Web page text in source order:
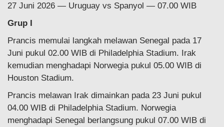
27 Juni 2026 — Uruguay vs Spanyol — 07.00 WIB
Grup I
Prancis memulai langkah melawan Senegal pada 17
Juni pukul 02.00 WIB di Philadelphia Stadium. Irak
kemudian menghadapi Norwegia pukul 05.00 WIB di
Houston Stadium.
Prancis melawan Irak dimainkan pada 23 Juni pukul
04.00 WIB di Philadelphia Stadium. Norwegia
menghadapi Senegal berlangsung pukul 07.00 WIB di